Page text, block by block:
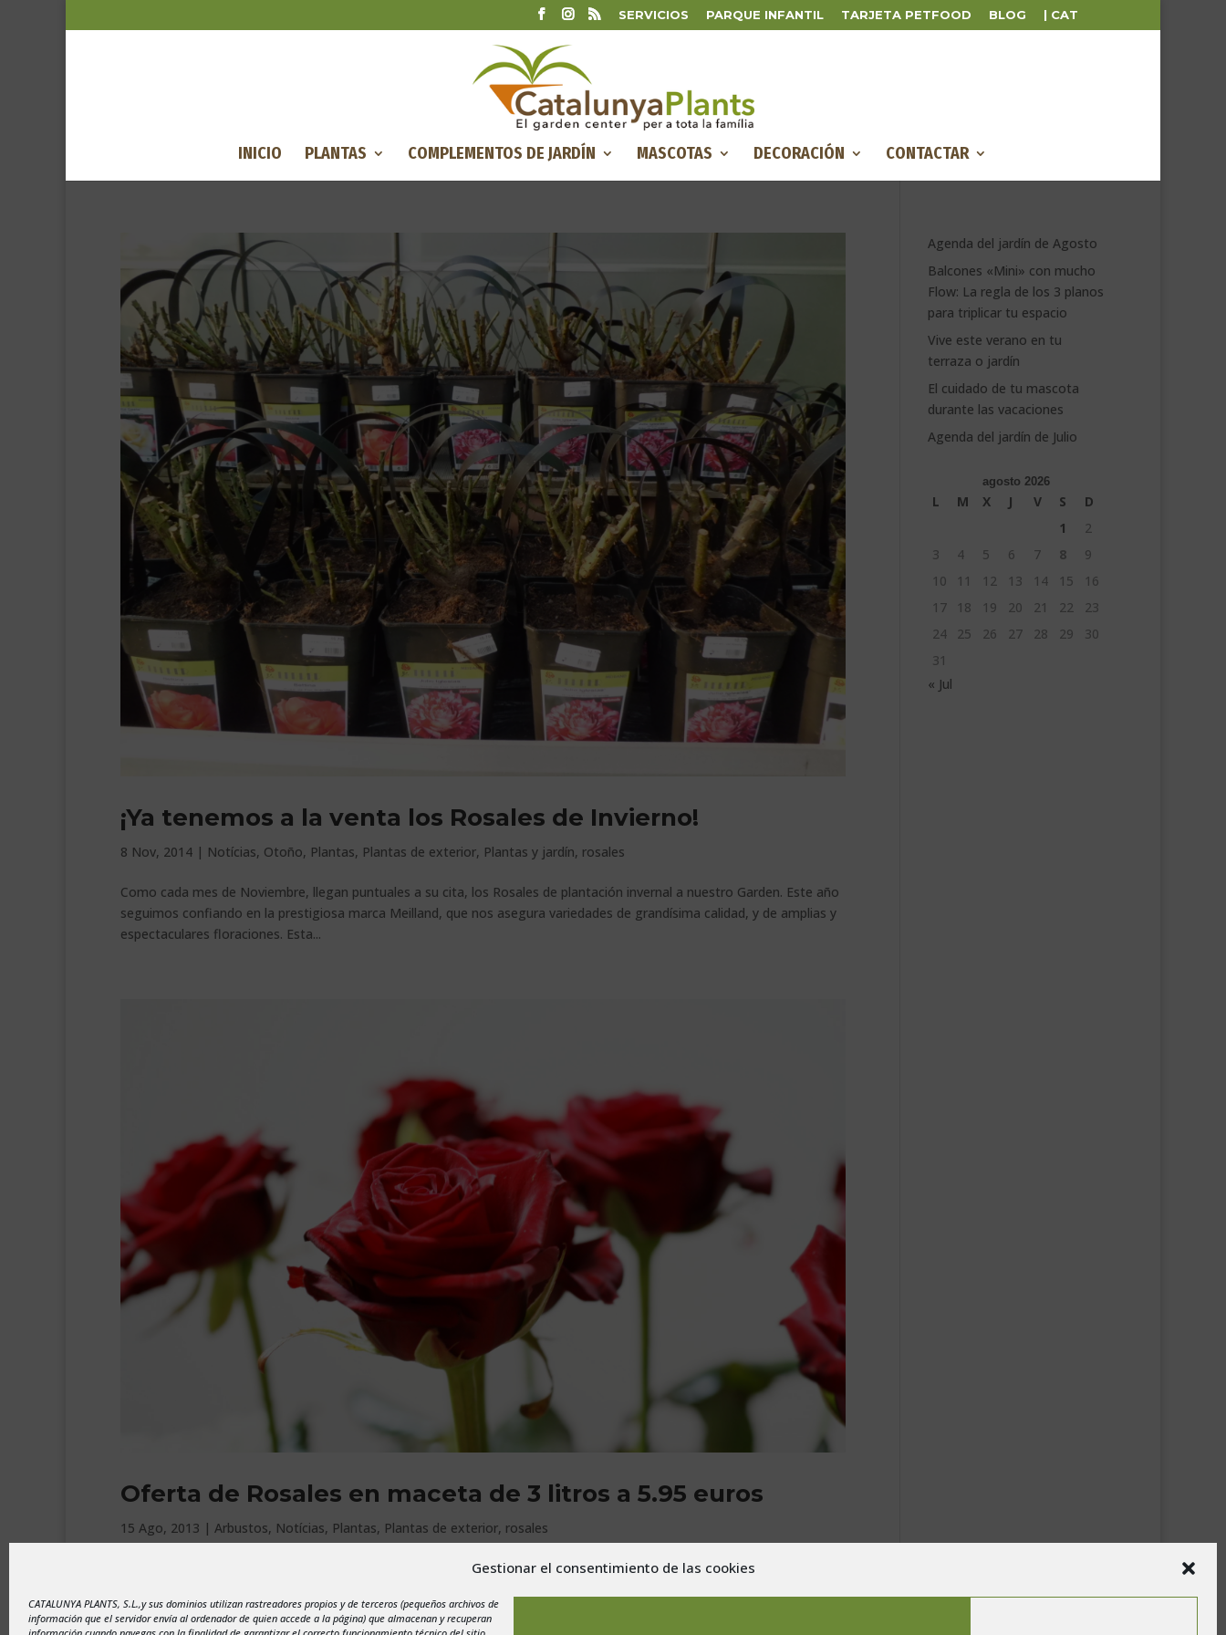
Gestionar el consentimiento de las cookies
CATALUNYA PLANTS, S.L.,y sus dominios utilizan rastreadores propios y de terceros (pequeños archivos de
información que el servidor envía al ordenador de quien accede a la página) que almacenan y recuperan
SERVICIOS PARQUE INFANTIL TARJETA PETFOOD BLOG | CAT
INICIO PLANTAS COMPLEMENTOS DE JARDÍN MASCOTAS DECORACIÓN CONTACTAR
¡Ya tenemos a la venta los Rosales de Invierno!
8 Nov, 2014 | Notícias, Otoño, Plantas, Plantas de exterior, Plantas y jardín, rosales
Como cada mes de Noviembre, llegan puntuales a su cita, los Rosales de plantación invernal a nuestro Garden. Este año
seguimos confiando en la prestigiosa marca Meilland, que nos asegura variedades de grandísima calidad, y de amplias y
espectaculares floraciones. Esta...
Oferta de Rosales en maceta de 3 litros a 5.95 euros
15 Ago, 2013 | Arbustos, Notícias, Plantas, Plantas de exterior, rosales
En el Centro de Jardinería Catalunya Plants de Sant Vicenç dels Horts en Barcelona hemos rebajado el precio de los
Rosales de la prestigiosa marca...
Agenda del jardín de Agosto
Balcones «Mini» con mucho
Flow: La regla de los 3 planos
para triplicar tu espacio
Vive este verano en tu
terraza o jardín
El cuidado de tu mascota
durante las vacaciones
Agenda del jardín de Julio
agosto 2026
L M X J V S
D
1
2
3
4 5 6 7 8
9
10
11 12 13 14 15
16
17
18 19 20 21 22
23
24
25 26 27 28 29
30
31
« Jul